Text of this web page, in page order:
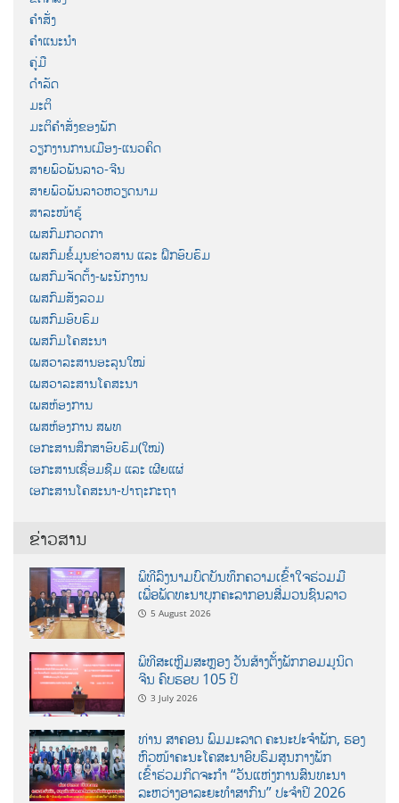
ຄຳສັ່ງ
ຄຳແນະນຳ
ຄູ່ມື
ດຳລັດ
ມະຕິ
ມະຕິຄຳສັ່ງຂອງພັກ
ວຽກງານການເມືອງ-ແນວຄິດ
ສາຍພົວພັນລາວ-ຈີນ
ສາຍພົວພັນລາວຫວຽດນາມ
ສາລະໜ້າຮູ້
ເພສກົມກວດກາ
ເພສກົມຂໍ້ມູນຂ່າວສານ ແລະ ຝຶກອົບຮົມ
ເພສກົມຈັດຕັ້ງ-ພະນັກງານ
ເພສກົມສັງລວມ
ເພສກົມອົບຮົມ
ເພສກົມໂຄສະນາ
ເພສວາລະສານອະລຸນໃໝ່
ເພສວາລະສານໂຄສະນາ
ເພສຫ້ອງການ
ເພສຫ້ອງການ ສພທ
ເອກະສານສຶກສາອົບຮົມ(ໃໝ່)
ເອກະສານເຊື່ອມຊືມ ແລະ ເຜີຍແຜ່
ເອກະສານໂຄສະນາ-ປາຖະກະຖາ
ຂ່າວສານ
ພິທີລົງນາມບົດບັນທຶກຄວາມເຂົ້າໃຈຮ່ວມມື
ເພື່ອພັດທະນາບຸກຄະລາກອນສື່ມວນຊົນລາວ
5 August 2026
ພິທີສະເຫຼີມສະຫຼອງ ວັນສ້າງຕັ້ງພັກກອມມູນິດ
ຈີນ ຄົບຮອບ 105 ປີ
3 July 2026
ທ່ານ ສາຄອນ ພົມມະລາດ ຄະນະປະຈໍາພັກ, ຮອງ
ຫົວໜ້າຄະນະໂຄສະນາອົບຮົມສູນກາງພັກ
ເຂົ້າຮ່ວມກິດຈະກຳ “ວັນແຫ່ງການສົນທະນາ
ລະຫວ່າງອາລະຍະທຳສາກົນ” ປະຈຳປີ 2026